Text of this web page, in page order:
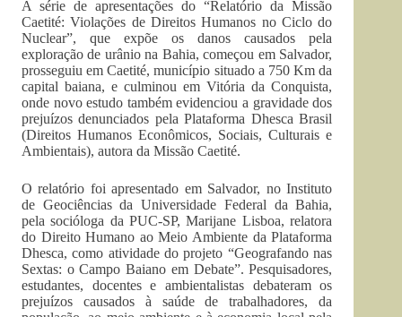
A série de apresentações do “Relatório da Missão
Caetité: Violações de Direitos Humanos no Ciclo do
Nuclear”, que expõe os danos causados pela
exploração de urânio na Bahia, começou em Salvador,
prosseguiu em Caetité, município situado a 750 Km da
capital baiana, e culminou em Vitória da Conquista,
onde novo estudo também evidenciou a gravidade dos
prejuízos denunciados pela Plataforma Dhesca Brasil
(Direitos Humanos Econômicos, Sociais, Culturais e
Ambientais), autora da Missão Caetité.
O relatório foi apresentado em Salvador, no Instituto
de Geociências da Universidade Federal da Bahia,
pela socióloga da PUC-SP, Marijane Lisboa, relatora
do Direito Humano ao Meio Ambiente da Plataforma
Dhesca, como atividade do projeto “Geografando nas
Sextas: o Campo Baiano em Debate”. Pesquisadores,
estudantes, docentes e ambientalistas debateram os
prejuízos causados à saúde de trabalhadores, da